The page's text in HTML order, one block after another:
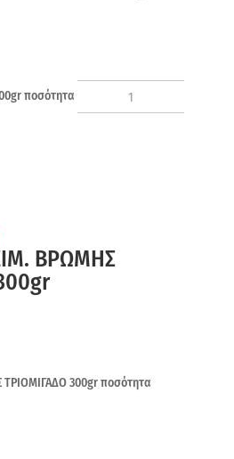
ποσότητα
ΒΡΩΜΗΣ
300gr ποσότητα